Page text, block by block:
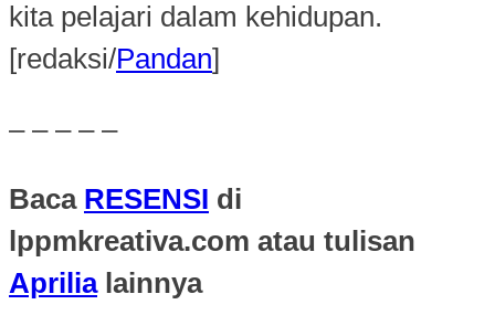
kita pelajari dalam kehidupan.
[redaksi/Pandan]
– – – – –
Baca RESENSI di
lppmkreativa.com atau tulisan
Aprilialainnya